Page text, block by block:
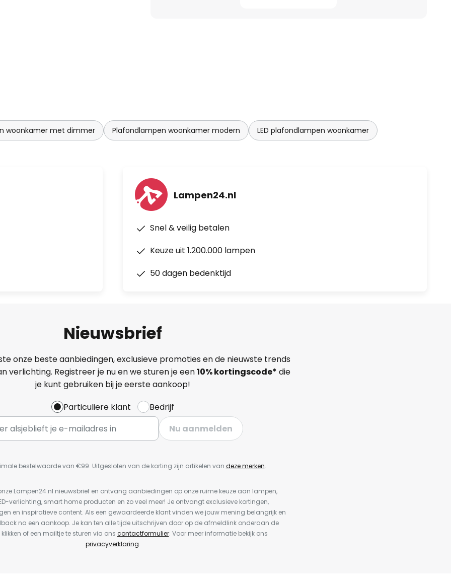
woonkamer met dimmer Plafondlampen woonkamer modern LED plafondlampen woonkamer
Lampen24.nl
Snel & veilig betalen
Keuze uit 1.200.000 lampen
50 dagen bedenktijd
Nieuwsbrief
onze beste aanbiedingen, exclusieve promoties en de nieuwste trends
verlichting. Registreer je nu en we sturen je een10% kortingscode* die
je kunt gebruiken bij je eerste aankoop!
Particuliere klant
Bedrijf
Nu aanmelden
bestelwaarde van €99. Uitgesloten van de korting zijn artikelen van deze merken.
Lampen24.nl nieuwsbrief en ontvang aanbiedingen op onze ruime keuze aan lampen,
verlichting, smart home producten en zo veel meer! Je ontvangt exclusieve kortingen,
en inspiratieve content. Als een gewaardeerde klant vinden we jouw mening belangrijk en
na een aankoop. Je kan ten alle tijde uitschrijven door op de afmeldlink onderaan de
of een mailtje te sturen via ons contactformulier. Voor meer informatie bekijk ons
privacyverklaring.